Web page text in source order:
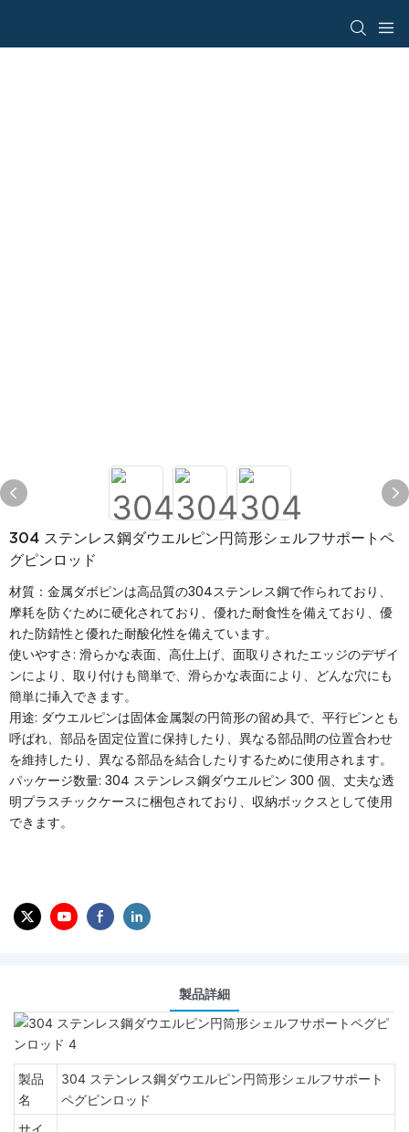
304 ステンレス鋼ダウエルピン円筒形シェルフサポートペ
グピンロッド
材質：金属ダボピンは高品質の304ステンレス鋼で作られており、
摩耗を防ぐために硬化されており、優れた耐食性を備えており、優
れた防錆性と優れた耐酸化性を備えています。
使いやすさ: 滑らかな表面、高仕上げ、面取りされたエッジのデザイ
ンにより、取り付けも簡単で、滑らかな表面により、どんな穴にも
簡単に挿入できます。
用途: ダウエルピンは固体金属製の円筒形の留め具で、平行ピンとも
呼ばれ、部品を固定位置に保持したり、異なる部品間の位置合わせ
を維持したり、異なる部品を結合したりするために使用されます。
パッケージ数量: 304 ステンレス鋼ダウエルピン 300 個、丈夫な透
明プラスチックケースに梱包されており、収納ボックスとして使用
できます。
製品詳細
製品
名
304 ステンレス鋼ダウエルピン円筒形シェルフサポート
ペグピンロッド
サイ